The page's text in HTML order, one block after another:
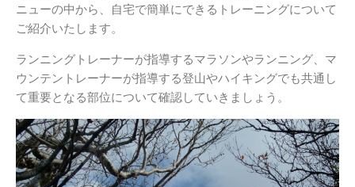
ニューの中から、自宅で簡単にできるトレーニングについて
ご紹介いたします。
ランニングトレーナーが指導するマラソンやランニング、マ
ウンテントレーナーが指導する登山やハイキングでも共通し
て重要となる部位について確認していきましょう。